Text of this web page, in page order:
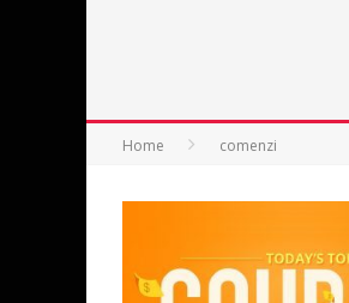
Home comenzi